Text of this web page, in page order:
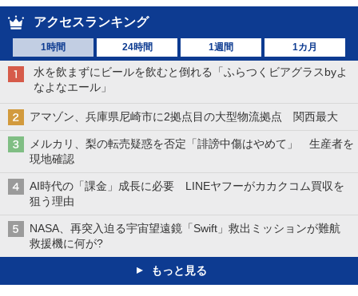
アクセスランキング
1時間 24時間 1週間 1カ月
水を飲まずにビールを飲むと倒れる「ふらつくビアグラスbyよ
なよなエール」
アマゾン、兵庫県尼崎市に2拠点目の大型物流拠点 関西最大
メルカリ、梨の転売疑惑を否定「誹謗中傷はやめて」 生産者を
現地確認
AI時代の「課金」成長に必要 LINEヤフーがカカクコム買収を
狙う理由
NASA、再突入迫る宇宙望遠鏡「Swift」救出ミッションが難航
救援機に何が?
もっと見る